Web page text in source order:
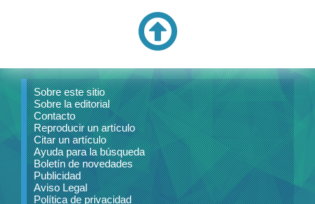
Sobre este sitio
Sobre la editorial
Contacto
Reproducir un artículo
Citar un artículo
Ayuda para la búsqueda
Boletín de novedades
Publicidad
Aviso Legal
Política de privacidad